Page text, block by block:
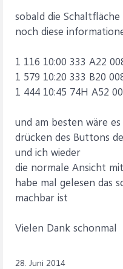
sobald die
noch diese
1 116 10:00 333 A22
1 579 10:20 333 B20
1 444 10:45 74H A52
und am besten wäre
drücken des Buttons
und ich wieder
die normale Ansicht
habe mal gelesen das
machbar ist
Vielen Dank schonmal
28. Juni 2014